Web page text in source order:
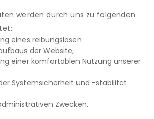
werden durch uns zu folgenden
eines reibungslosen
der Website,
einer komfortablen Nutzung unserer
Systemsicherheit und -stabilität
Zwecken.